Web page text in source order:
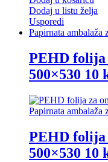
Dodaj u listu želja
Usporedi
Papirnata ambalaža
PEHD folija
500×530 10
Papirnata ambalaža
PEHD folija
500×530 10